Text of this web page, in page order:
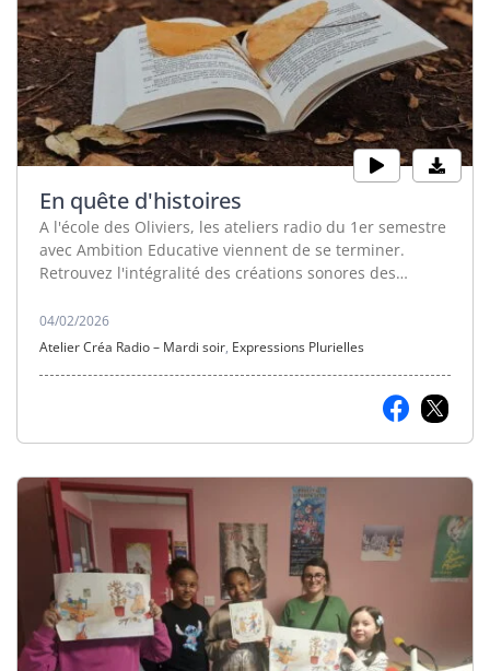
En quête d'histoires
A l'école des Oliviers, les ateliers radio du 1er semestre
avec Ambition Educative viennent de se terminer.
Retrouvez l'intégralité des créations sonores des
04/02/2026
Atelier Créa Radio – Mardi soir, Expressions Plurielles